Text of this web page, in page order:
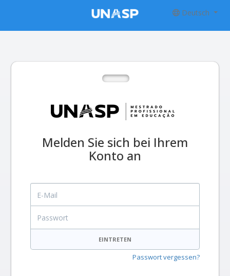
Deutsch
Melden Sie sich bei Ihrem
Konto an
E-Mail
EINTRETEN
Passwort vergessen?